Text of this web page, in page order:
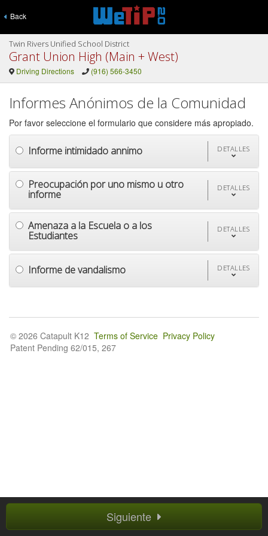
Back
Twin Rivers Unified School District
Grant Union High (Main + West)
Driving Directions (916) 566-3450
Informes Anónimos de la Comunidad
Por favor seleccione el formulario que considere más apropiado.
Informe intimidado annimo DETALLES
Preocupación por uno mismo u otro
informe
DETALLES
Amenaza a la Escuela o a los
Estudiantes
DETALLES
Informe de vandalismo DETALLES
Siguiente
© 2026 Catapult K12 Terms of Service Privacy Policy
Patent Pending 62/015, 267